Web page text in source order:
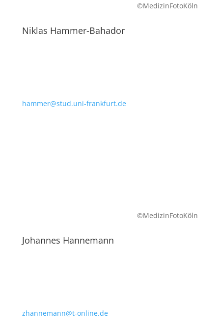
©MedizinFotoKöln
Niklas Hammer-Bahador
hammer@stud.uni-frankfurt.de
©MedizinFotoKöln
Johannes Hannemann
zhannemann@t-online.de